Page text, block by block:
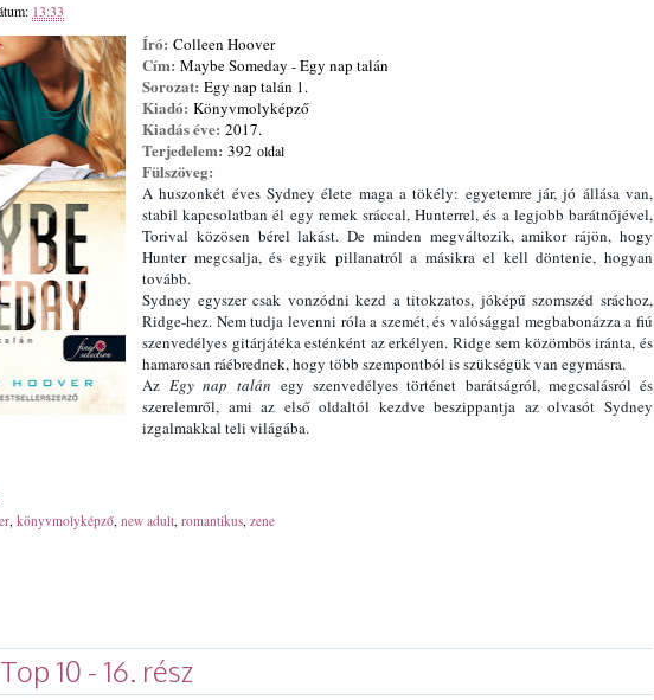
13:33
Író: Colleen Hoover
Cím: Maybe Someday - Egy nap talán
Sorozat: Egy nap talán 1.
Kiadó: Könyvmolyképző
Kiadás éve: 2017.
Terjedelem: 392 oldal
Fülszöveg:
A huszonkét éves Sydney élete maga a tökély: egyetemre jár, jó állása van,
stabil kapcsolatban él egy remek sráccal, Hunterrel, és a legjobb barátnőjével,
Torival közösen bérel lakást. De minden megváltozik, amikor rájön, hogy
Hunter megcsalja, és egyik pillanatról a másikra el kell döntenie, hogyan
tovább.
Sydney egyszer csak vonzódni kezd a titokzatos, jóképű szomszéd sráchoz,
Ridge-hez. Nem tudja levenni róla a szemét, és valósággal megbabonázza a fiú
szenvedélyes gitárjátéka esténként az erkélyen. Ridge sem közömbös iránta, és
hamarosan ráébrednek, hogy több szempontból is szükségük van egymásra.
AzEgy nap talán egy szenvedélyes történet barátságról, megcsalásról és
szerelemről, ami az első oldaltól kezdve beszippantja az olvasót Sydney
izgalmakkal teli világába.
, könyvmolyképző, new adult, romantikus, zene
10 - 16. rész